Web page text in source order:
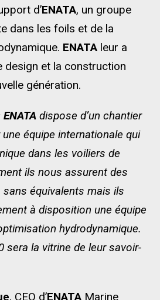
d’ENATA, un groupe
dans les foils et de la
ENATA leur a
design et la construction
génération.
ENATA dispose d’un chantier
équipe internationale qui
dans les voiliers de
ils nous assurent des
équivalents mais ils
à disposition une équipe
hydrodynamique.
sera la vitrine de leur savoir-
, CEO d’ENATA Marine